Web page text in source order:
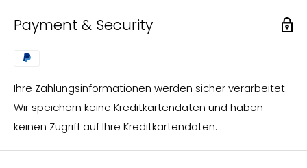
Wir freuen uns über Ihr Interesse an FolderSys®-
FolderSys® vertreibt ausschließlich über den
zusenden, die wir umgehend bearbeiten und an einen
FolderSys®-Fachhändler in Ihrer nahen Umgebung
weiterleiten.
Sie erhalten dann von unserem Vertriebspartner vor
Payment & Security
Ihre Zahlungsinformationen werden sicher verarbeitet.
Wir speichern keine Kreditkartendaten und haben
keinen Zugriff auf Ihre Kreditkartendaten.